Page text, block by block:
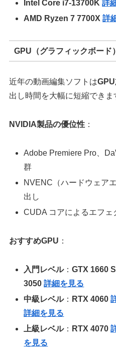
Intel Core i7-13700K 詳
AMD Ryzen 7 7700X 詳
GPU（グラフィックボード）
近年の動画編集ソフトは
出し時間を大幅に短縮できま
NVIDIA製品の優位性 ：
Adobe Premiere Pro、
群
NVENC（ハードウェア
出し
CUDA コアによるエフェ
おすすめGPU ：
入門レベル：GTX 1660
3050 詳細を見る
中級レベル： RTX 4060
詳細を見る
上級レベル： RTX 4070
を見る